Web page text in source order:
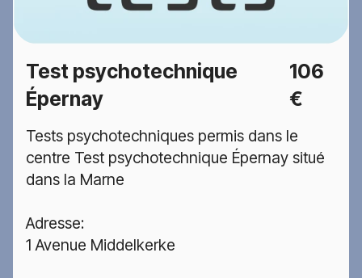
Test psychotechnique
Épernay
106
€
Tests psychotechniques permis dans le
centre Test psychotechnique Épernay situé
dans la Marne
Adresse:
1 Avenue Middelkerke